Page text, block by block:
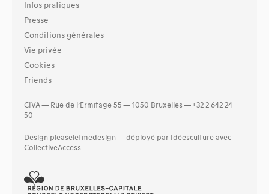
Infos pratiques
Presse
Conditions générales
Vie privée
Cookies
Friends
CIVA — Rue de l’Ermitage 55 — 1050 Bruxelles — +32 2 642 24
50
Design pleaseletmedesign — déployé par Idéesculture avec
CollectiveAccess